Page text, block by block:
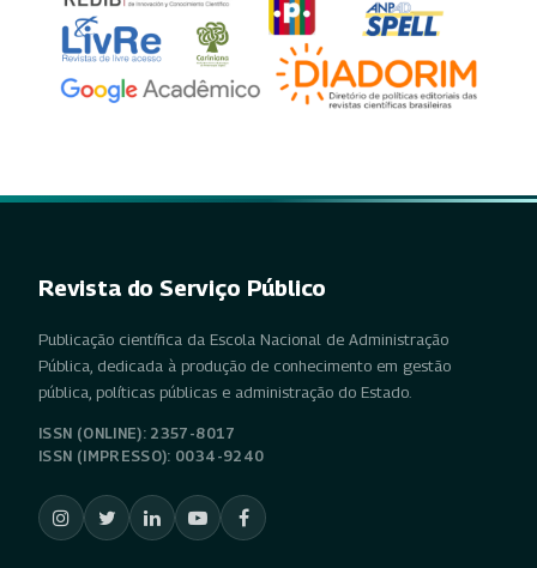
Revista do Serviço Público
Publicação científica da Escola Nacional de Administração
Pública, dedicada à produção de conhecimento em gestão
pública, políticas públicas e administração do Estado.
ISSN (ONLINE): 2357-8017
ISSN (IMPRESSO): 0034-9240